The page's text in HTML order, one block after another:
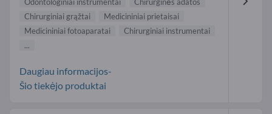
Chirurginiai grąžtai
Medicininiai prietaisai
Medicininiai fotoaparatai
Chirurginiai instrumentai
...
Daugiau informacijos-
Šio tiekėjo produktai